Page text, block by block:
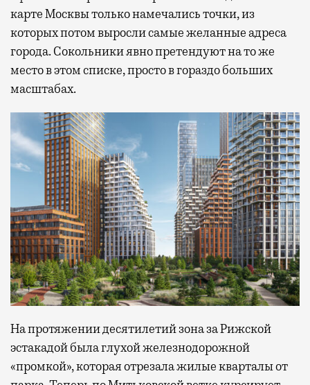
карте Москвы только намечались точки, из
которых потом выросли самые желанные адреса
города. Сокольники явно претендуют на то же
место в этом списке, просто в гораздо больших
масштабах.
На протяжении десятилетий зона за Рижской
эстакадой была глухой железнодорожной
«промкой», которая отрезала жилые кварталы от